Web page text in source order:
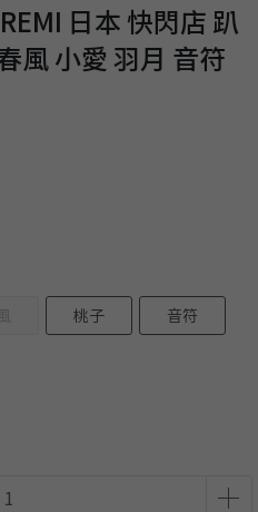
日本 快閃店 趴
風 小愛 羽月 音符
桃子
音符